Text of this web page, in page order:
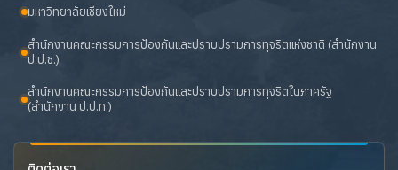
มหาวิทยาลัยเชียงใหม่
สำนักงานคณะกรรมการป้องกันและปราบปรามการทุจริตแห่งชาติ (สำนักงาน
ป.ป.ช.)
สำนักงานคณะกรรมการป้องกันและปราบปรามการทุจริตในภาครัฐ
(สำนักงาน ป.ป.ท.)